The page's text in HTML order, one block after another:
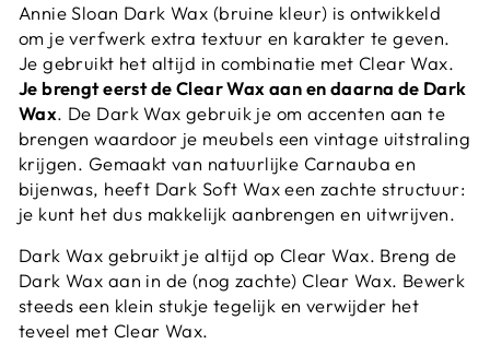
Annie Sloan Dark Wax (bruine kleur) is ontwikkeld
om je verfwerk extra textuur en karakter te geven.
Je gebruikt het altijd in combinatie met Clear Wax.
Je brengt eerst de Clear Wax aan en daarna de Dark
Wax. De Dark Wax gebruik je om accenten aan te
brengen waardoor je meubels een vintage uitstraling
krijgen. Gemaakt van natuurlijke Carnauba en
bijenwas, heeft Dark Soft Wax een zachte structuur:
je kunt het dus makkelijk aanbrengen en uitwrijven.
Dark Wax gebruikt je altijd op Clear Wax. Breng de
Dark Wax aan in de (nog zachte) Clear Wax. Bewerk
steeds een klein stukje tegelijk en verwijder het
teveel met Clear Wax.